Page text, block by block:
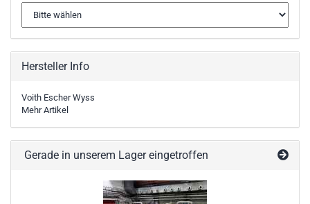
Hersteller Info
Voith Escher Wyss
Mehr Artikel
Gerade in unserem Lager eingetroffen